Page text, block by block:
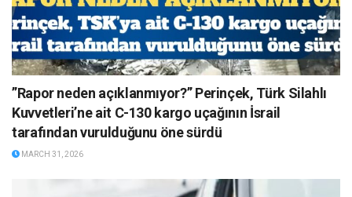
”Rapor neden açıklanmıyor?” Perinçek, Türk Silahlı
Kuvvetleri’ne ait C-130 kargo uçağının İsrail
tarafından vurulduğunu öne sürdü
MARCH 31, 2026